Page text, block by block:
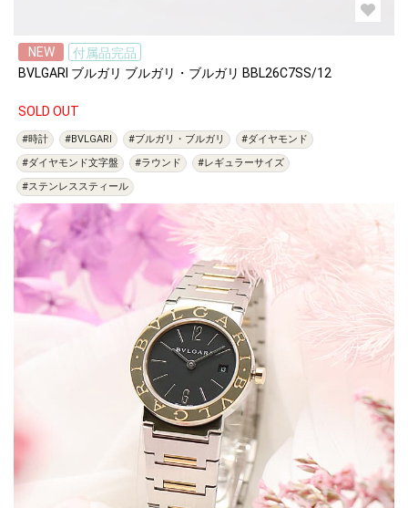
NEW
付属品完品
BVLGARI ブルガリ ブルガリ・ブルガリ BBL26C7SS/12
SOLD OUT
#時計 #BVLGARI #ブルガリ・ブルガリ
#ダイヤモンド
#ダイヤモンド文字盤
#ラウンド
#レギュラーサイズ
#ステンレススティール